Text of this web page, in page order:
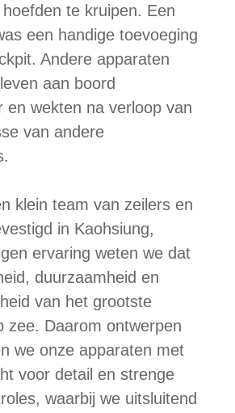
te kruipen. Een
een handige toevoeging
Andere apparaten
aan boord
en wekten na verloop van
van andere
klein team van zeilers en
in Kaohsiung,
ervaring weten we dat
duurzaamheid en
van het grootste
zee. Daarom ontwerpen
we onze apparaten met
voor detail en strenge
waarbij we uitsluitend